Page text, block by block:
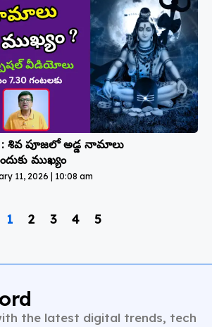
: శివ పూజలో అడ్డ నామాలు
ముఖ్యం
11, 2026 10:08 am
1 2 3 4 5
the latest digital trends, tech